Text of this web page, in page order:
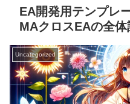
EA開発用テンプレ
MAクロスEAの全体
Uncategorized